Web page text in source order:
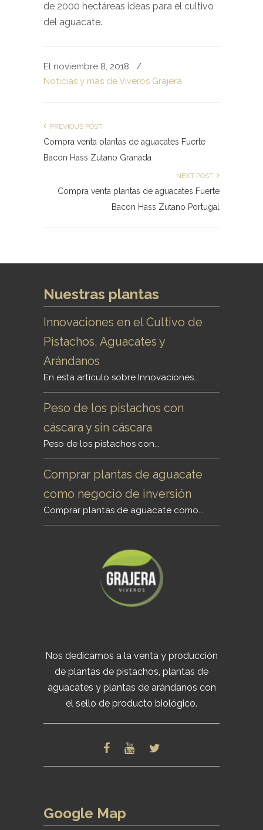
de 2000 hectáreas ideas para el cultivo
del aguacate.
El noviembre 8, 2018
/
Noticias y más de Viveros Grajera
PREVIOUS POST
Compra venta plantas de aguacates Fuerte
Bacon Hass Zutano Granada
NEXT POST
Compra venta plantas de aguacates Fuerte
Bacon Hass Zutano Portugal
Nuestras plantas
Innovaciones en el Cultivo de
Pistachos, Aguacates y
Arándanos
En esta artículo sobre Innovaciones...
Peso de los pistachos con
cáscara y sin cáscara
Peso de los pistachos con...
Comprar plantas de aguacate
como negocio de inversión
Comprar plantas de aguacate como...
Nos dedicamos a la venta y producción
de plantas de pistachos, plantas de
aguacates y plantas de arándanos con
el sello de producto biológico.
Google Map